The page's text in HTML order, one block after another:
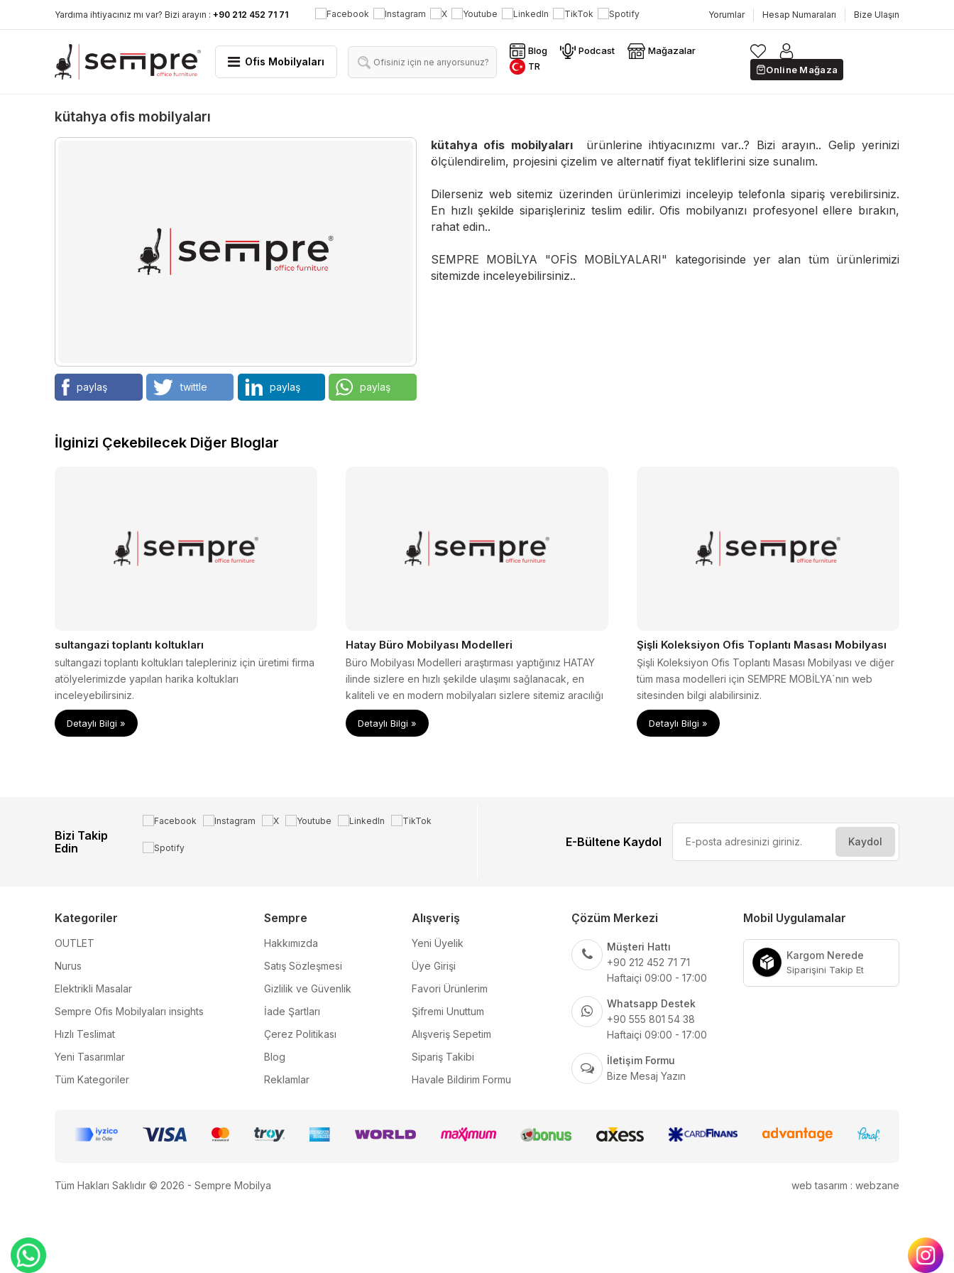
Yardıma ihtiyacınız mı var? Bizi arayın : +90 212 452 71 71 Yorumlar Hesap Numaraları Bize Ulaşın
Ofis Mobilyaları
Blog Podcast
Mağazalar
TR
Online Mağaza
kütahya ofis mobilyaları
paylaş twittle paylaş paylaş
kütahya ofis mobilyalarıürünlerine ihtiyacınızmı var..? Bizi arayın.. Gelip yerinizi
ölçülendirelim, projesini çizelim ve alternatif fiyat tekliflerini size sunalım.
Dilerseniz web sitemiz üzerinden ürünlerimizi inceleyip telefonla sipariş verebilirsiniz.
En hızlı şekilde siparişleriniz teslim edilir. Ofis mobilyanızı profesyonel ellere bırakın,
rahat edin..
SEMPRE MOBİLYA "OFİS MOBİLYALARI" kategorisinde yer alan tüm ürünlerimizi
sitemizde inceleyebilirsiniz..
İlginizi Çekebilecek Diğer Bloglar
sultangazi toplantı koltukları
sultangazi toplantı koltukları talepleriniz için üretimi firma
atölyelerimizde yapılan harika koltukları
inceleyebilirsiniz.
Detaylı Bilgi »
Hatay Büro Mobilyası Modelleri
Büro Mobilyası Modelleri araştırması yaptığınız HATAY
ilinde sizlere en hızlı şekilde ulaşımı sağlanacak, en
kaliteli ve en modern mobilyaları sizlere sitemiz aracılığı
ile ulaştırıyoruz.
Detaylı Bilgi »
Şişli Koleksiyon Ofis Toplantı Masası Mobilyası
Şişli Koleksiyon Ofis Toplantı Masası Mobilyası ve diğer
tüm masa modelleri için SEMPRE MOBİLYA´nın web
sitesinden bilgi alabilirsiniz.
Detaylı Bilgi »
Bizi Takip
Edin
E-Bültene Kaydol
Kategoriler
OUTLET
Nurus
Elektrikli Masalar
Sempre Ofis Mobilyaları insights
Hızlı Teslimat
Yeni Tasarımlar
Tüm Kategoriler
Sempre
Hakkımızda
Satış Sözleşmesi
Gizlilik ve Güvenlik
İade Şartları
Çerez Politikası
Blog
Reklamlar
Alışveriş
Yeni Üyelik
Üye Girişi
Favori Ürünlerim
Şifremi Unuttum
Alışveriş Sepetim
Sipariş Takibi
Havale Bildirim Formu
Çözüm Merkezi
Müşteri Hattı
+90 212 452 71 71
Haftaiçi 09:00 - 17:00
Whatsapp Destek
+90 555 801 54 38
Haftaiçi 09:00 - 17:00
İletişim Formu
Bize Mesaj Yazın
Mobil Uygulamalar
Kargom Nerede
Siparişini Takip Et
Tüm Hakları Saklıdır © 2026 - Sempre Mobilya web tasarım : webzane